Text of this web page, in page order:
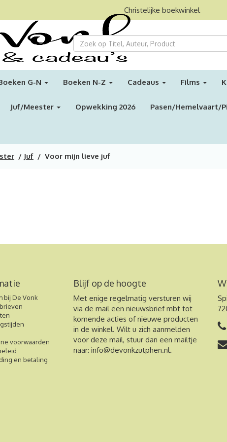
Christelijke boekwinkel
G-N Boeken N-Z Cadeaus Films
Juf/Meester Opwekking 2026 Pasen/Hemelvaart/
/ Juf / Voor mijn lieve juf
bij De Vonk
voorwaarden
en betaling
Blijf op de hoogte
Met enige regelmatig versturen wij
via de mail een nieuwsbrief mbt tot
komende acties of nieuwe producten
in de winkel. Wilt u zich aanmelden
voor deze mail, stuur dan een mailtje
naar: info@devonkzutphen.nl.